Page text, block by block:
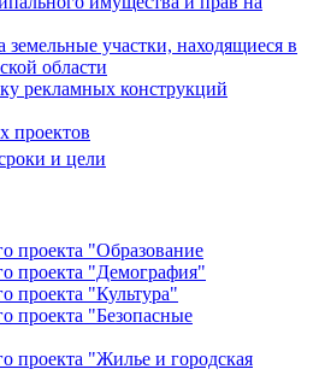
участки, находящиеся в
области
рекламных конструкций
проектов
и цели
проекта "Образование
проекта "Демография"
проекта "Культура"
проекта "Безопасные
проекта "Жилье и городская